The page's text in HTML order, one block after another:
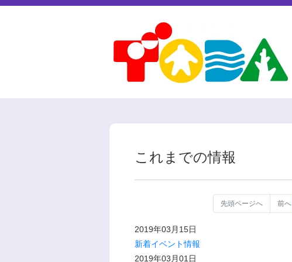
これまでの情報
先頭ページへ 前へ
2019年03月15日
新着イベント情報
2019年03月01日